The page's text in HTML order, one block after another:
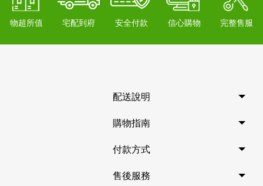
物超所值 宅配到府 安全付款 信心購物 完整售服
配送說明
購物指南
付款方式
售後服務